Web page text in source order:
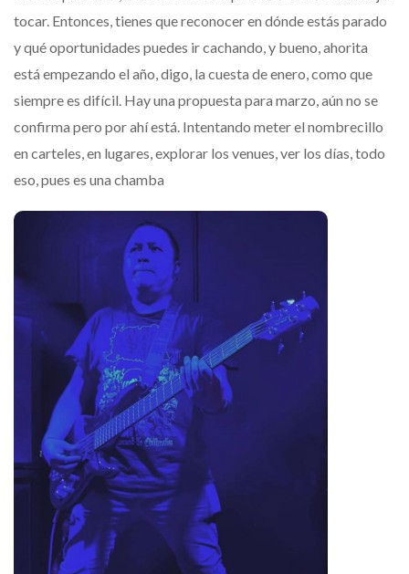
tocar. Entonces, tienes que reconocer en dónde estás parado
y qué oportunidades puedes ir cachando, y bueno, ahorita
está empezando el año, digo, la cuesta de enero, como que
siempre es difícil. Hay una propuesta para marzo, aún no se
confirma pero por ahí está. Intentando meter el nombrecillo
en carteles, en lugares, explorar los venues, ver los días, todo
eso, pues es una chamba